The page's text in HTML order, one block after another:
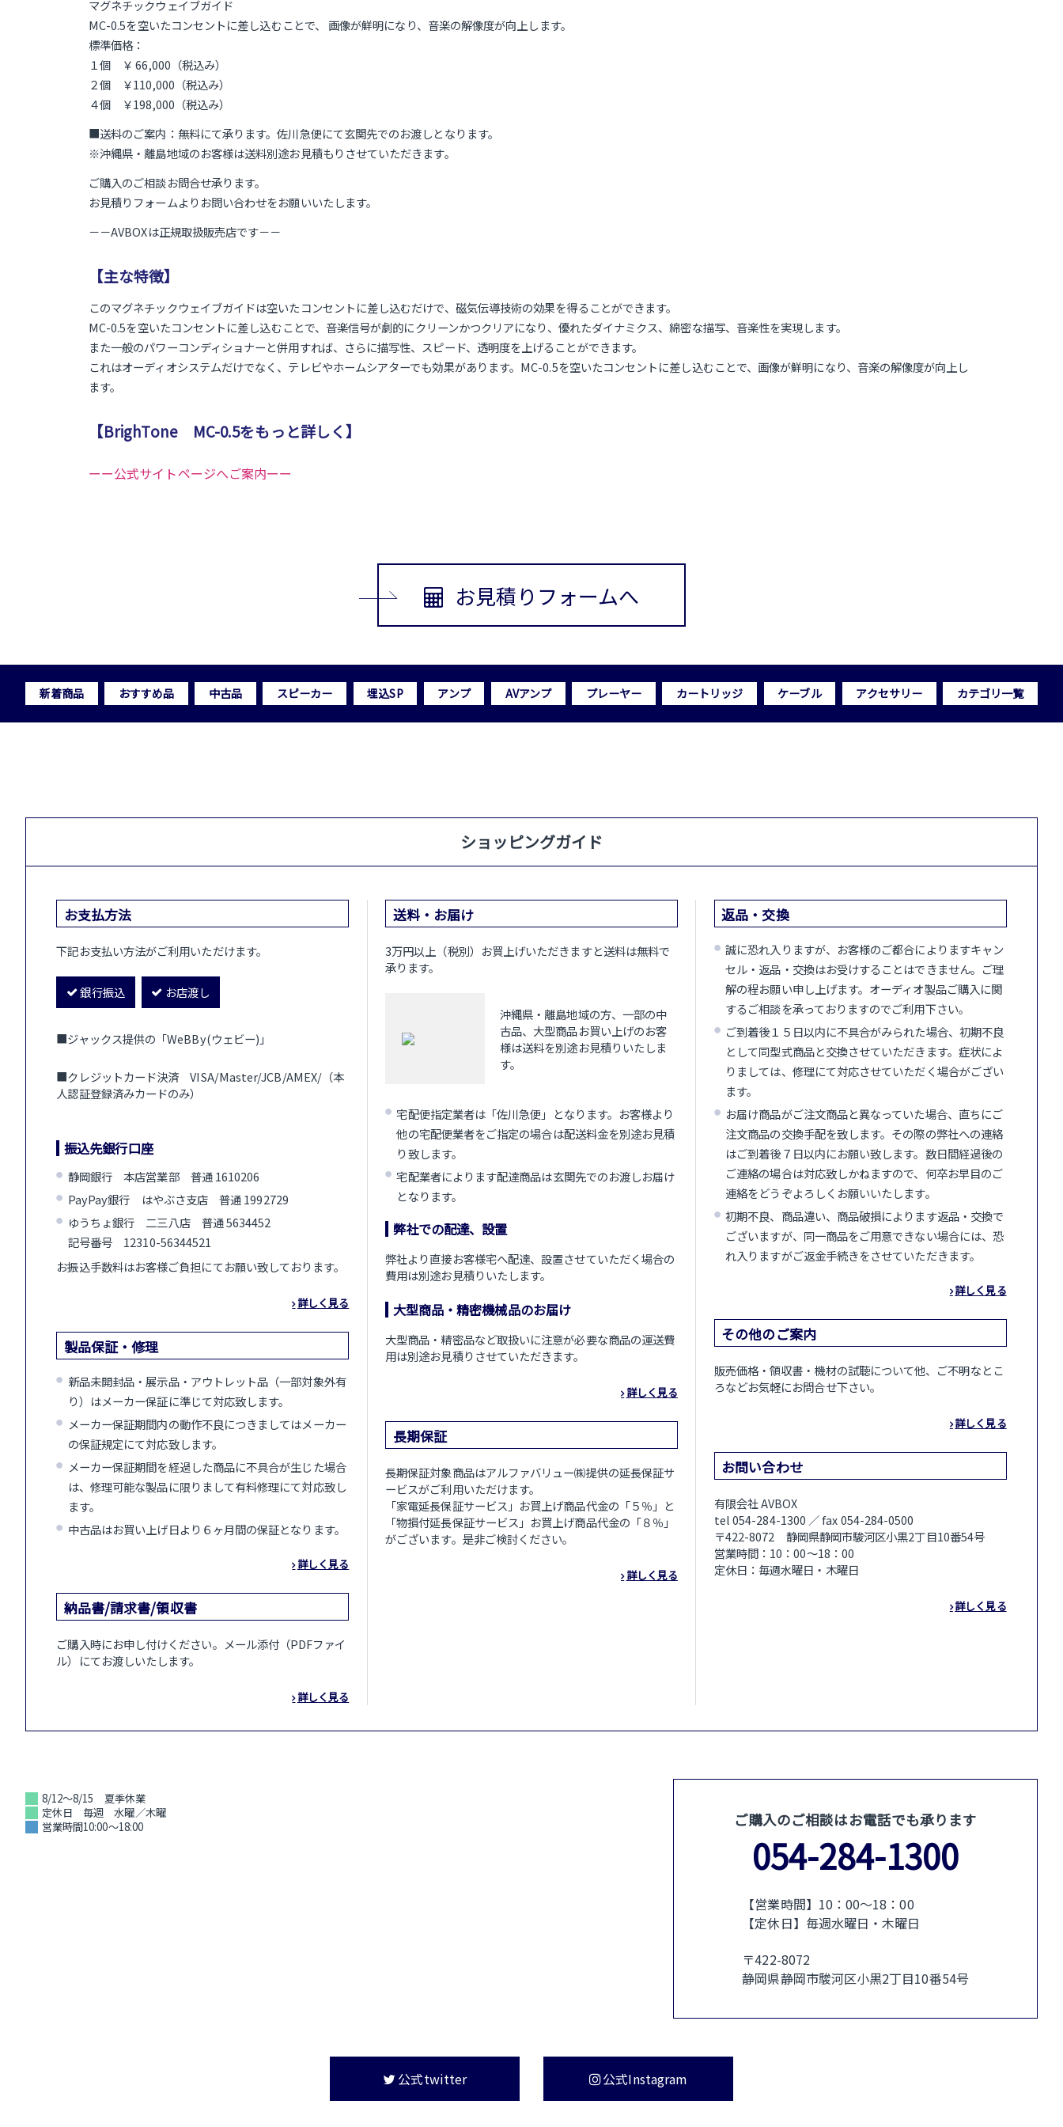
マグネチックウェイブガイド
MC-0.5を空いたコンセントに差し込むことで、 画像が鮮明になり、音楽の解像度が向上します。
標準価格：
１個 ￥ 66,000（税込み）
２個 ￥110,000（税込み）
４個 ￥198,000（税込み）
■送料のご案内：無料にて承ります。佐川急便にて玄関先でのお渡しとなります。
※沖縄県・離島地域のお客様は送料別途お見積もりさせていただきます。
ご購入のご相談お問合せ承ります。
お見積りフォームよりお問い合わせをお願いいたします。
－－AVBOXは正規取扱販売店です－－
【主な特徴】
このマグネチックウェイブガイドは空いたコンセントに差し込むだけで、磁気伝導技術の効果を得ることができます。
MC-0.5を空いたコンセントに差し込むことで、音楽信号が劇的にクリーンかつクリアになり、優れたダイナミクス、綿密な描写、音楽性を実現します。
また一般のパワーコンディショナーと併用すれば、さらに描写性、スピード、透明度を上げることができます。
これはオーディオシステムだけでなく、テレビやホームシアターでも効果があります。MC-0.5を空いたコンセントに差し込むことで、画像が鮮明になり、音楽の解像度が向上し
ます。
【BrighTone MC-0.5をもっと詳しく】
ーー公式サイトページへご案内ーー
お見積りフォームへ
新着商品 おすすめ品 中古品 スピーカー 埋込SP アンプ AVアンプ プレーヤー カートリッジ ケーブル アクセサリー カテゴリ一覧
ショッピングガイド
お支払方法
下記お支払い方法がご利用いただけます。
銀行振込 お店渡し
■ジャックス提供の「WeBBy(ウェビー)」
■クレジットカード決済 VISA/Master/JCB/AMEX/（本
人認証登録済みカードのみ）
振込先銀行口座
静岡銀行 本店営業部 普通 1610206
PayPay銀行 はやぶさ支店 普通 1992729
ゆうちょ銀行 二三八店 普通 5634452
記号番号 12310-56344521
お振込手数料はお客様ご負担にてお願い致しております。
詳しく見る
製品保証・修理
新品未開封品・展示品・アウトレット品（一部対象外有
り）はメーカー保証に準じて対応致します。
メーカー保証期間内の動作不良につきましてはメーカー
の保証規定にて対応致します。
メーカー保証期間を経過した商品に不具合が生じた場合
は、修理可能な製品に限りまして有料修理にて対応致し
ます。
中古品はお買い上げ日より６ヶ月間の保証となります。
詳しく見る
納品書/請求書/領収書
ご購入時にお申し付けください。メール添付（PDFファイ
ル）にてお渡しいたします。
詳しく見る
送料・お届け
3万円以上（税別）お買上げいただきますと送料は無料で
承ります。
沖縄県・離島地域の方、一部の中
古品、大型商品お買い上げのお客
様は送料を別途お見積りいたしま
す。
宅配便指定業者は「佐川急便」となります。お客様より
他の宅配便業者をご指定の場合は配送料金を別途お見積
り致します。
宅配業者によります配達商品は玄関先でのお渡しお届け
となります。
弊社での配達、設置
弊社より直接お客様宅へ配達、設置させていただく場合の
費用は別途お見積りいたします。
大型商品・精密機械品のお届け
大型商品・精密品など取扱いに注意が必要な商品の運送費
用は別途お見積りさせていただきます。
詳しく見る
長期保証
長期保証対象商品はアルファバリュー㈱提供の延長保証サ
ービスがご利用いただけます。
「家電延長保証サービス」お買上げ商品代金の「５％」と
「物損付延長保証サービス」お買上げ商品代金の「８％」
がございます。是非ご検討ください。
詳しく見る
返品・交換
誠に恐れ入りますが、お客様のご都合によりますキャン
セル・返品・交換はお受けすることはできません。ご理
解の程お願い申し上げます。オーディオ製品ご購入に関
するご相談を承っておりますのでご利用下さい。
ご到着後１５日以内に不具合がみられた場合、初期不良
として同型式商品と交換させていただきます。症状によ
りましては、修理にて対応させていただく場合がござい
ます。
お届け商品がご注文商品と異なっていた場合、直ちにご
注文商品の交換手配を致します。その際の弊社への連絡
はご到着後７日以内にお願い致します。数日間経過後の
ご連絡の場合は対応致しかねますので、何卒お早目のご
連絡をどうぞよろしくお願いいたします。
初期不良、商品違い、商品破損によります返品・交換で
ございますが、同一商品をご用意できない場合には、恐
れ入りますがご返金手続きをさせていただきます。
詳しく見る
その他のご案内
販売価格・領収書・機材の試聴について他、ご不明なとこ
ろなどお気軽にお問合せ下さい。
詳しく見る
お問い合わせ
有限会社 AVBOX
tel 054-284-1300 ／ fax 054-284-0500
〒422-8072 静岡県静岡市駿河区小黒2丁目10番54号
営業時間：10：00～18：00
定休日：毎週水曜日・木曜日
詳しく見る
8/12～8/15 夏季休業
定休日 毎週 水曜／木曜
営業時間10:00～18:00
ご購入のご相談はお電話でも承ります
054-284-1300
【営業時間】10：00〜18：00
【定休日】毎週水曜日・木曜日
〒422-8072
静岡県静岡市駿河区小黒2丁目10番54号
公式twitter 公式Instagram